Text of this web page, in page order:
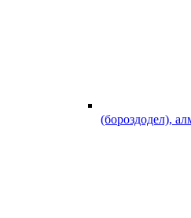
(бороздодел),